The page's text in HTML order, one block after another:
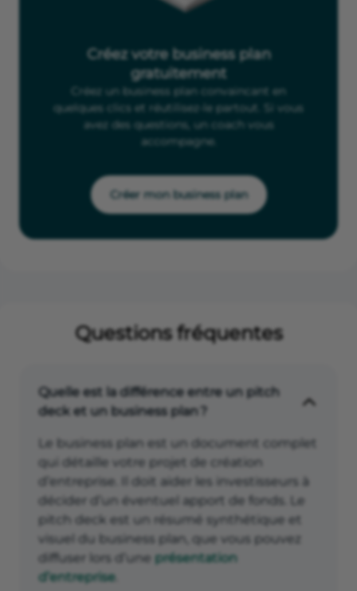
Créez votre business plan
gratuitement
Créez un business plan convaincant en
quelques clics et réutilisez-le partout. Si vous
avez des questions, un coach vous
accompagne.
Créer mon business plan
Questions fréquentes
Quelle est la différence entre un pitch
deck et un business plan ?
Le business plan est un document complet
qui détaille votre projet de création
d’entreprise. Il doit aider les investisseurs à
décider d’un éventuel apport de fonds. Le
pitch deck est un résumé synthétique et
visuel du business plan, que vous pouvez
diffuser lors d’une présentation
d’entreprise